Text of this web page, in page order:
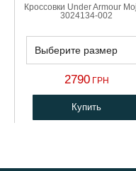
Кроссовки Under Armour
3024134-002
2790ГРН
Купить